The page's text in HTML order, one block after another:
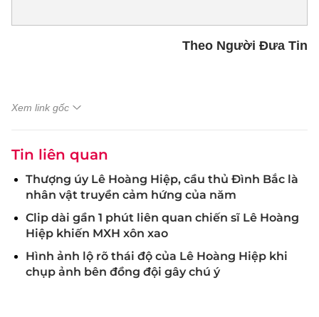
Theo Người Đưa Tin
Xem link gốc
Tin liên quan
Thượng úy Lê Hoàng Hiệp, cầu thủ Đình Bắc là
nhân vật truyền cảm hứng của năm
Clip dài gần 1 phút liên quan chiến sĩ Lê Hoàng
Hiệp khiến MXH xôn xao
Hình ảnh lộ rõ thái độ của Lê Hoàng Hiệp khi
chụp ảnh bên đồng đội gây chú ý